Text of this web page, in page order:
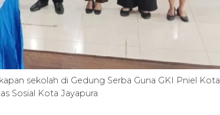
sekolah di Gedung Serba Guna GKI Pniel Kota
Sosial Kota Jayapura